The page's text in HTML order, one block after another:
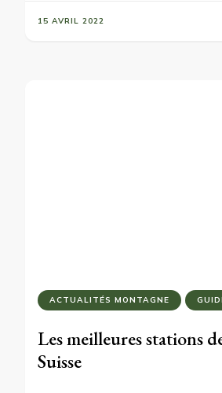
15 AVRIL 2022
ACTUALITÉS MONTAGNE
Les meilleures stations
Suisse